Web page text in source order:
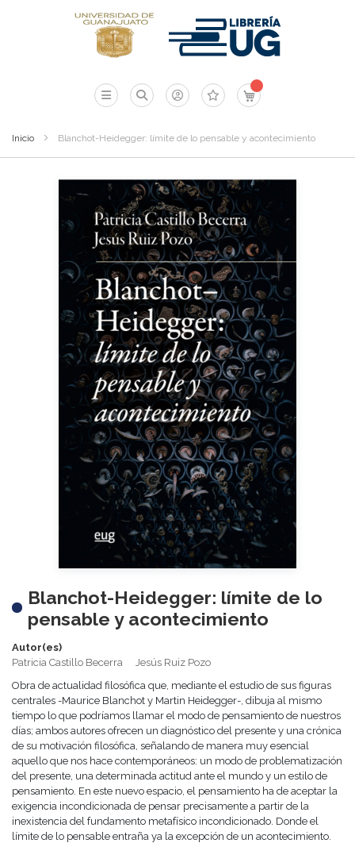
Mi carrito
Inicio Blanchot-Heidegger: límite de lo pensable y acontecimiento
Blanchot-Heidegger: límite de lo
pensable y acontecimiento
Autor(es)
Patricia Castillo Becerra
Jesús Ruiz Pozo
Obra de actualidad filosófica que, mediante el estudio de sus figuras
centrales -Maurice Blanchot y Martin Heidegger-, dibuja al mismo
tiempo lo que podríamos llamar el modo de pensamiento de nuestros
días; ambos autores ofrecen un diagnóstico del presente y una crónica
de su motivación filosófica, señalando de manera muy esencial
aquello que nos hace contemporáneos: un modo de problematización
del presente, una determinada actitud ante el mundo y un estilo de
pensamiento. En este nuevo espacio, el pensamiento ha de aceptar la
exigencia incondicionada de pensar precisamente a partir de la
inexistencia del fundamento metafísico incondicionado. Donde el
límite de lo pensable entraña ya la excepción de un acontecimiento.